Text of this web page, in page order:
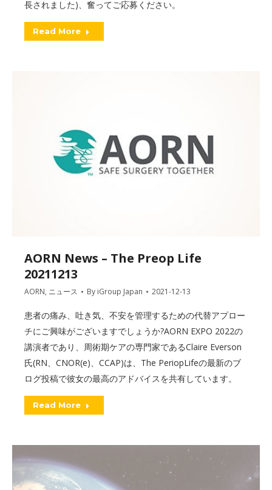
長されました)、奮ってご応募ください。
Read More
AORN News – The Preop Life
20211213
AORN, ニュース By iGroup Japan 2021-12-13
患者の痛み、吐き気、不安を管理するための代替アプロー
チにご興味がございますでしょうか?AORN EXPO 2022の
講演者であり、周術期ケアの専門家であるClaire Everson
氏(RN、CNOR(e)、CCAP)は、The PeriopLifeの最新のブ
ログ投稿で彼女の最高のアドバイスを共有しています。
Read More